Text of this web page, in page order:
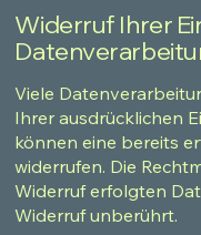
Widerruf Ihrer
Viele
Ihrer ausdrücklichen
können eine bereits
widerrufen. Die
Widerruf erfolgten
Widerruf unberührt.